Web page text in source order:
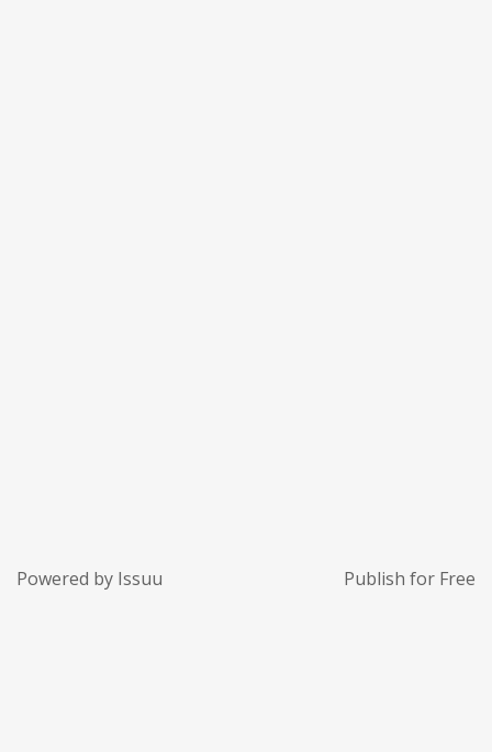
Powered by Issuu Publish for Free